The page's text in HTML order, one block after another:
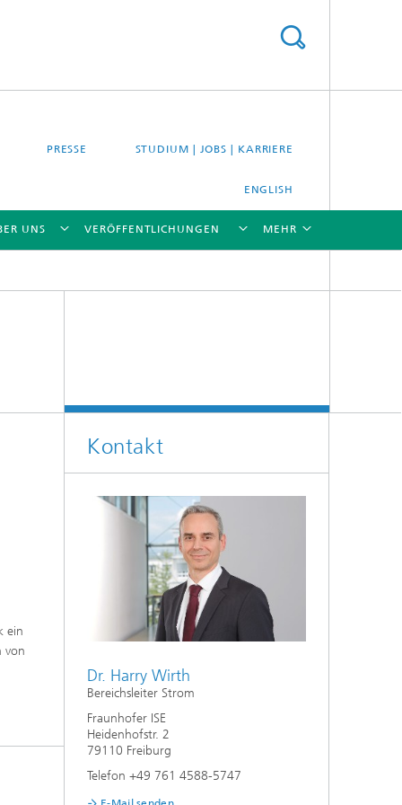
PRESSE STUDIUM | JOBS | KARRIERE
ENGLISH
Digitaler Netzanschluss
Netzplanung und Netzbetrieb
Integrierte Energieinfrastrukturen:
Energiedaten und Monitoring
Flexibilitätsmanagement von
Energieanlagen
Energiekonzepte für die Industrie
Vor-Ort-Systeme
Elektromobilität
UNS VERÖFFENTLICHUNGEN MEHR
ein
von
Kontakt
Dr. Harry Wirth
Bereichsleiter Strom
Fraunhofer ISE
Heidenhofstr. 2
79110 Freiburg
Telefon +49 761 4588-5747